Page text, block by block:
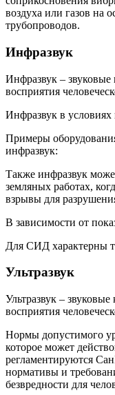
воздуха или газов на
трубопроводов.
Инфразвук
Инфразвук – звуковые
восприятия
Инфразвук в условиях
Примеры
инфразвук:
Также инфразвук
земляных работах,
взрывы для
В зависимости от
Для СИД характерны
Ультразвук
Ультразвук –
восприятия
Нормы допустимого
которое может
регламентируются
нормативы и
безвредности для